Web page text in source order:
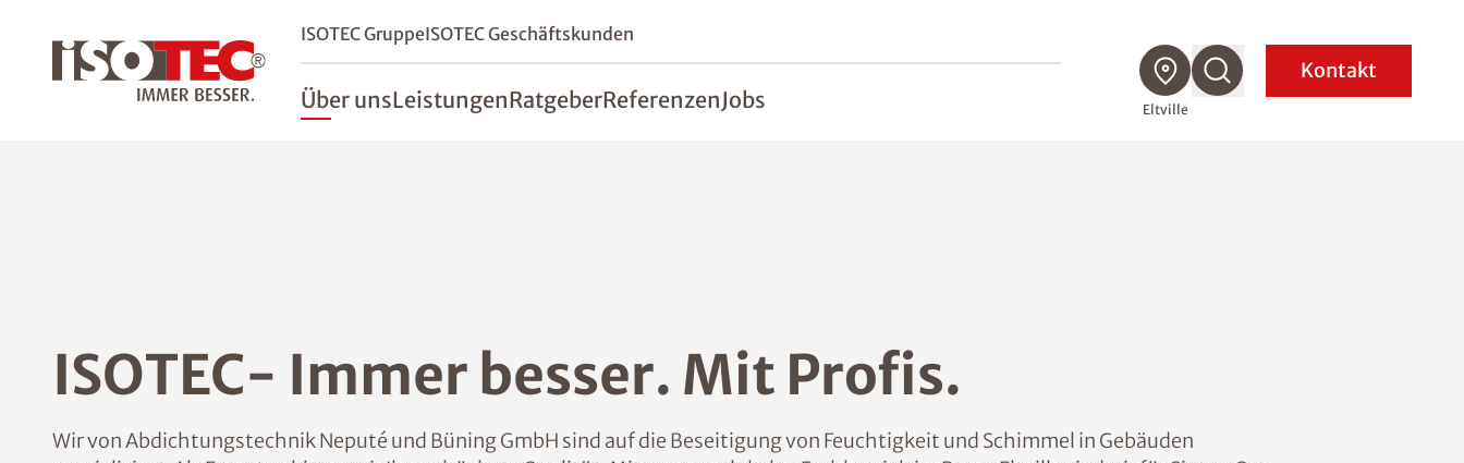
ISOTEC GruppeISOTEC Geschäftskunden
Über unsLeistungenRatgeberReferenzenJobs Eltville
Kontakt
ISOTEC- Immer besser. Mit Profis.
Wir von Abdichtungstechnik Neputé und Büning GmbH sind auf die Beseitigung von Feuchtigkeit und Schimmel in Gebäuden